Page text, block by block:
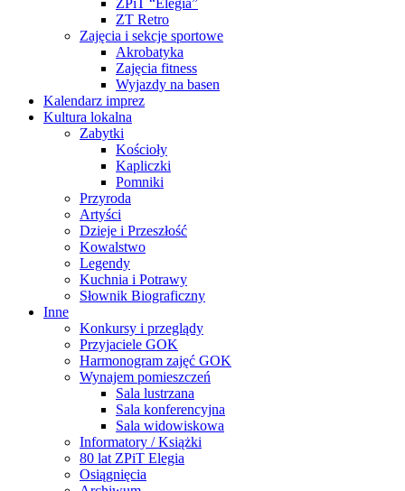
ZPiT “Elegia”
ZT Retro
Zajęcia i sekcje sportowe
Akrobatyka
Zajęcia fitness
Wyjazdy na basen
Kalendarz imprez
Kultura lokalna
Zabytki
Kościoły
Kapliczki
Pomniki
Przyroda
Artyści
Dzieje i Przeszłość
Kowalstwo
Legendy
Kuchnia i Potrawy
Słownik Biograficzny
Inne
Konkursy i przeglądy
Przyjaciele GOK
Harmonogram zajęć GOK
Wynajem pomieszczeń
Sala lustrzana
Sala konferencyjna
Sala widowiskowa
Informatory / Książki
80 lat ZPiT Elegia
Osiągnięcia